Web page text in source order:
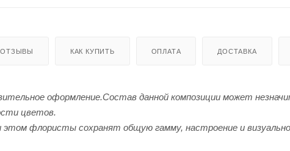
ОТЗЫВЫ КАК КУПИТЬ ОПЛАТА ДОСТАВКА
оформление.Cостав данной композиции может
цветов.
этом флористы сохранят общую гамму, настроение и